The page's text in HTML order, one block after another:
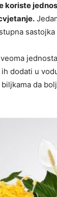
koriste
dodati u
da